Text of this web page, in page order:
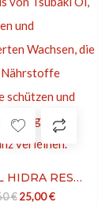
RAYWELL HIDRA RESTRUCTURING LOTION
€ Ursprünglicher
25,00€Aktueller